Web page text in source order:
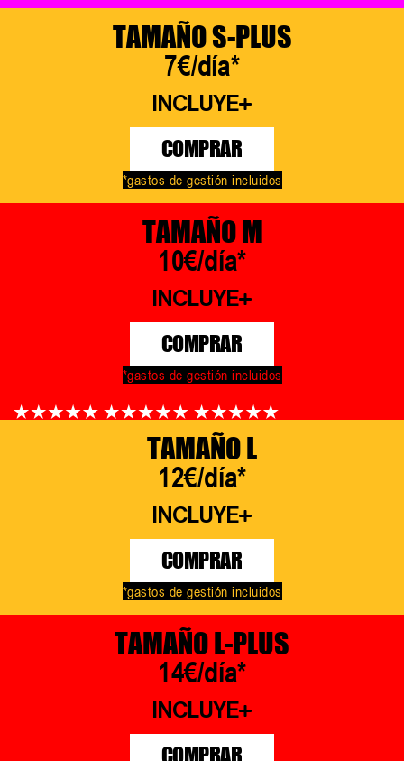
TAMAÑO S-PLUS
7€/día*
INCLUYE
COMPRAR
*gastos de gestión incluidos
TAMAÑO M
10€/día*
INCLUYE
COMPRAR
*gastos de gestión incluidos
TAMAÑO L
12€/día*
INCLUYE
COMPRAR
*gastos de gestión incluidos
TAMAÑO L-PLUS
14€/día*
INCLUYE
COMPRAR